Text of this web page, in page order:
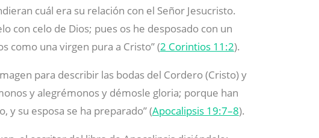
cuál era su relación con el Señor Jesucristo.
con celo de Dios; pues os he desposado con un
como una virgen pura a Cristo” (2 Corintios 11:2).
para describir las bodas del Cordero (Cristo) y
y alegrémonos y démosle gloria; porque han
y su esposa se ha preparado” (Apocalipsis 19:7–8).